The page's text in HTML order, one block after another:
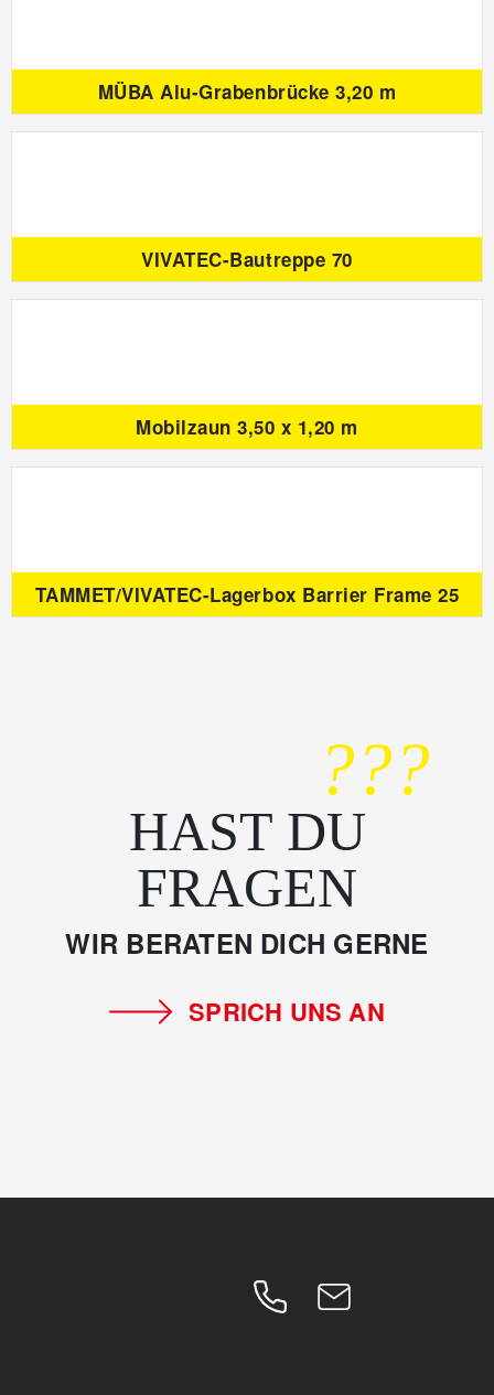
MÜBA Alu-Grabenbrücke 3,20 m
VIVATEC-Bautreppe 70
Mobilzaun 3,50 x 1,20 m
TAMMET/VIVATEC-Lagerbox Barrier Frame 25
???
HAST DU
FRAGEN
WIR BERATEN DICH GERNE
SPRICH UNS AN